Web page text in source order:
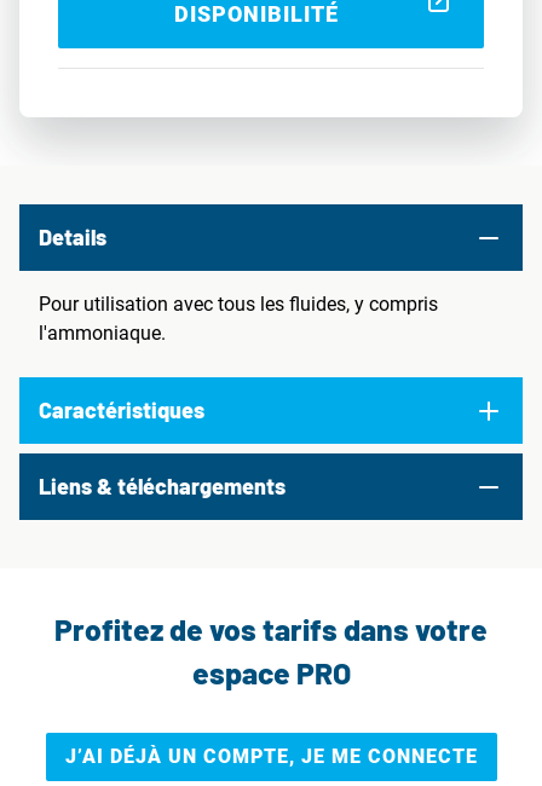
DISPONIBILITÉ
Details
Pour utilisation avec tous les fluides, y compris
l'ammoniaque.
Caractéristiques
Liens & téléchargements
Profitez de vos tarifs dans votre
espace PRO
J’AI DÉJÀ UN COMPTE, JE ME CONNECTE